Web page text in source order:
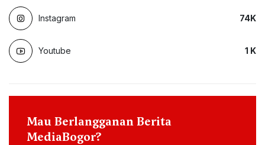
Instagram 74K
Youtube 1 K
Mau Berlangganan Berita
MediaBogor?